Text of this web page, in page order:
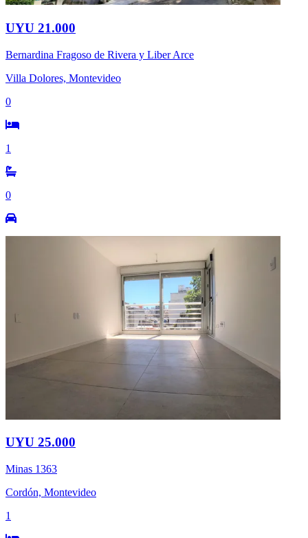
UYU 21.000
Bernardina Fragoso de Rivera y Liber Arce
Villa Dolores, Montevideo
0
1
0
UYU 25.000
Minas 1363
Cordón, Montevideo
1